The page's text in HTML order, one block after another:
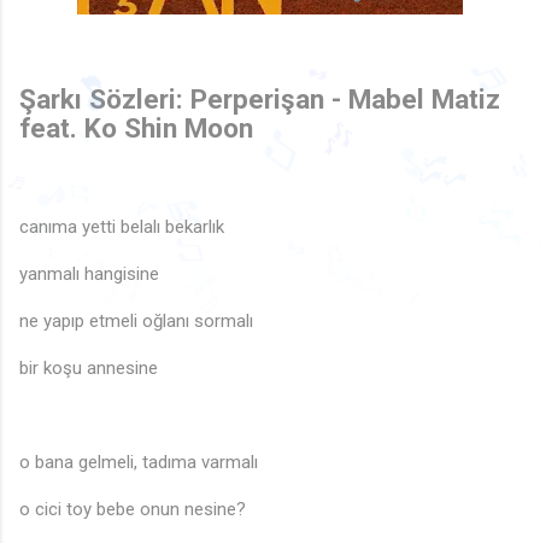
Şarkı Sözleri: Perperişan - Mabel Matiz
feat. Ko Shin Moon
canıma yetti belalı bekarlık
yanmalı hangisine
ne yapıp etmeli oğlanı sormalı
bir koşu annesine
o bana gelmeli, tadıma varmalı
o cici toy bebe onun nesine?
♩
🎶 ♬
🎵
♪
♪
♫ ♬
♬
♪
🎶
♫
🎵
♬
♬